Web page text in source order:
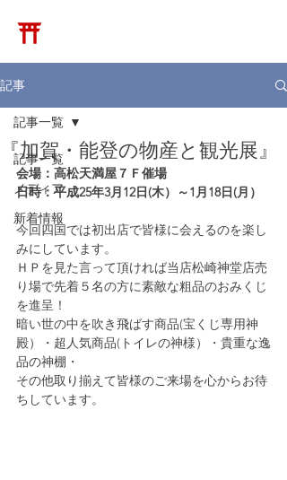
記事
記事一覧
メディア
新着情報
記事一覧
『加賀・能登の物産と観光展』
会場：高松天満屋７Ｆ催場
日時：平成25年3月12日(木）～1月18日(月）
今回四国では初出店で皆様に会えるのを楽し
みにしています。
ＨＰを見た言って頂ければ当店松崎神堂店売
り場で先着５名の方に素敵な粗品のおみくじ
を進呈！
暗い世の中を吹き飛ばす商品(宝くじ専用神
殿）・超人気商品(トイレの神様）・貴重な逸
品の神棚・
その他取り揃えて皆様のご来場を心からお待
ちしています。